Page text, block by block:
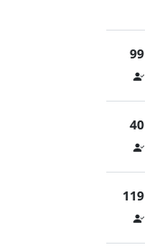
99
40
119